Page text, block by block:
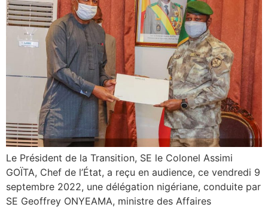
Le Président de la Transition, SE le Colonel Assimi
GOÏTA, Chef de l’État, a reçu en audience, ce vendredi 9
septembre 2022, une délégation nigériane, conduite par
SE Geoffrey ONYEAMA, ministre des Affaires